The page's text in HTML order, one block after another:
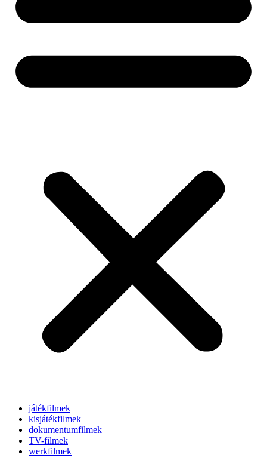
játékfilmek
kisjátékfilmek
dokumentumfilmek
TV-filmek
werkfilmek